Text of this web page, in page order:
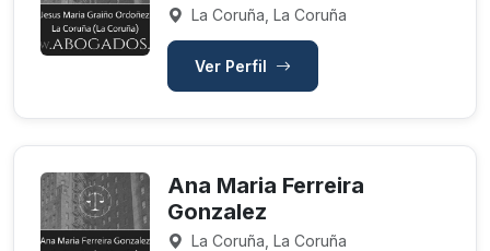
La Coruña, La Coruña
Ver Perfil
Ana Maria Ferreira
Gonzalez
La Coruña, La Coruña